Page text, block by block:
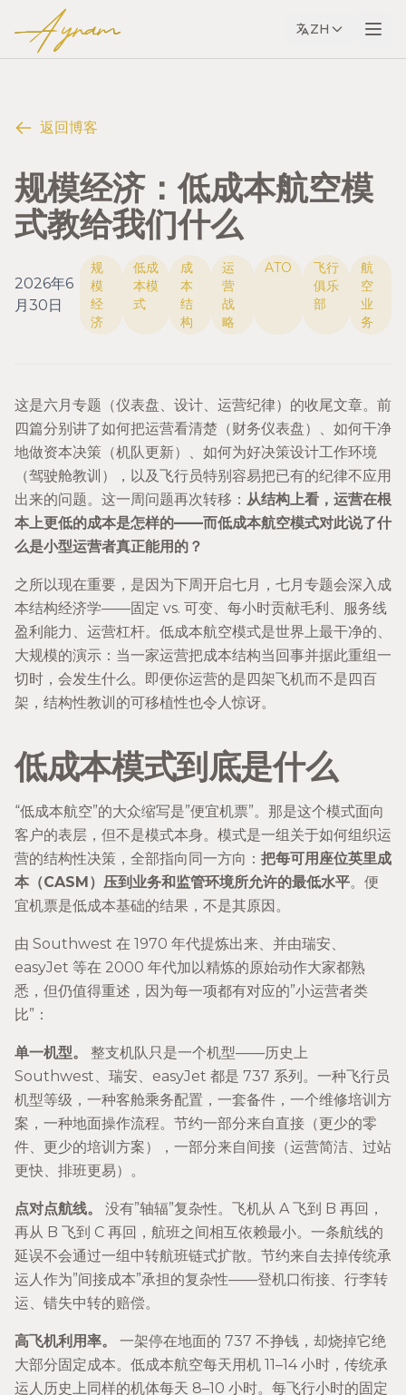
Ayram ZH
返回博客
规模经济：低成本航空模
式教给我们什么
2026年6
月30日
规
模
经
济
低成
本模
式
成
本
结
构
运
营
战
略
ATO
飞行
俱乐
部
航
空
业
务
这是六月专题（仪表盘、设计、运营纪律）的收尾文章。前
四篇分别讲了如何把运营看清楚（财务仪表盘）、如何干净
地做资本决策（机队更新）、如何为好决策设计工作环境
（驾驶舱教训），以及飞行员特别容易把已有的纪律不应用
出来的问题。这一周问题再次转移： 从结构上看，运营在根
本上更低的成本是怎样的——而低成本航空模式对此说了什
么是小型运营者真正能用的？
之所以现在重要，是因为下周开启七月，七月专题会深入成
本结构经济学——固定 vs. 可变、每小时贡献毛利、服务线
盈利能力、运营杠杆。低成本航空模式是世界上最干净的、
大规模的演示：当一家运营把成本结构当回事并据此重组一
切时，会发生什么。即便你运营的是四架飞机而不是四百
架，结构性教训的可移植性也令人惊讶。
低成本模式到底是什么
“低成本航空”的大众缩写是”便宜机票”。那是这个模式面向
客户的表层，但不是模式本身。模式是一组关于如何组织运
营的结构性决策，全部指向同一方向： 把每可用座位英里成
本（CASM）压到业务和监管环境所允许的最低水平。便
宜机票是低成本基础的结果，不是其原因。
由 Southwest 在 1970 年代提炼出来、并由瑞安、
easyJet 等在 2000 年代加以精炼的原始动作大家都熟
悉，但仍值得重述，因为每一项都有对应的”小运营者类
比”：
单一机型。
整支机队只是一个机型——历史上
Southwest、瑞安、easyJet 都是 737 系列。一种飞行员
机型等级，一种客舱乘务配置，一套备件，一个维修培训方
案，一种地面操作流程。节约一部分来自直接（更少的零
件、更少的培训方案），一部分来自间接（运营简洁、过站
更快、排班更易）。
点对点航线。
没有”轴辐”复杂性。飞机从 A 飞到 B 再回，
再从 B 飞到 C 再回，航班之间相互依赖最小。一条航线的
延误不会通过一组中转航班链式扩散。节约来自去掉传统承
运人作为”间接成本”承担的复杂性——登机口衔接、行李转
运、错失中转的赔偿。
高飞机利用率。
一架停在地面的 737 不挣钱，却烧掉它绝
大部分固定成本。低成本航空每天用机 11–14 小时，传统承
运人历史上同样的机体每天 8–10 小时。每飞行小时的固定